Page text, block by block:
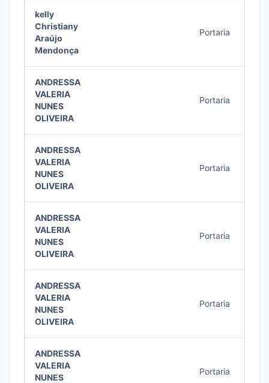
kelly
Christiany
Araújo
Mendonça
Portaria
ANDRESSA
VALERIA
NUNES
OLIVEIRA
Portaria
ANDRESSA
VALERIA
NUNES
OLIVEIRA
Portaria
ANDRESSA
VALERIA
NUNES
OLIVEIRA
Portaria
ANDRESSA
VALERIA
NUNES
OLIVEIRA
Portaria
ANDRESSA
VALERIA
NUNES
Portaria